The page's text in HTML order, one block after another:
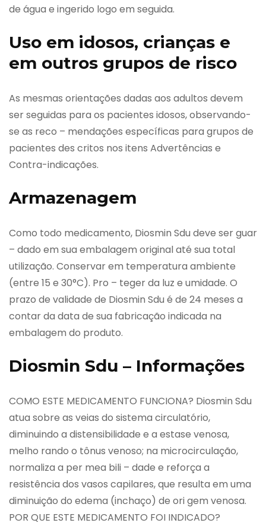
de água e ingerido logo em seguida.
Uso em idosos, crianças e
em outros grupos de risco
As mesmas orientações dadas aos adultos devem
ser seguidas para os pacientes idosos, observando-
se as reco – mendações específicas para grupos de
pacientes des critos nos itens Advertências e
Contra-indicações.
Armazenagem
Como todo medicamento, Diosmin Sdu deve ser guar
– dado em sua embalagem original até sua total
utilização. Conservar em temperatura ambiente
(entre 15 e 30°C). Pro – teger da luz e umidade. O
prazo de validade de Diosmin Sdu é de 24 meses a
contar da data de sua fabricação indicada na
embalagem do produto.
Diosmin Sdu – Informações
COMO ESTE MEDICAMENTO FUNCIONA? Diosmin Sdu
atua sobre as veias do sistema circulatório,
diminuindo a distensibilidade e a estase venosa,
melho rando o tônus venoso; na microcirculação,
normaliza a per mea bili – dade e reforça a
resistência dos vasos capilares, que resulta em uma
diminuição do edema (inchaço) de ori gem venosa.
POR QUE ESTE MEDICAMENTO FOI INDICADO?